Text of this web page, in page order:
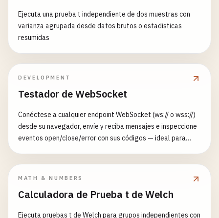
Ejecuta una prueba t independiente de dos muestras con
varianza agrupada desde datos brutos o estadisticas
resumidas
DEVELOPMENT
Testador de WebSocket
Conéctese a cualquier endpoint WebSocket (ws:// o wss://)
desde su navegador, envíe y reciba mensajes e inspeccione
eventos open/close/error con sus códigos — ideal para
MATH & NUMBERS
Calculadora de Prueba t de Welch
Ejecuta pruebas t de Welch para grupos independientes con